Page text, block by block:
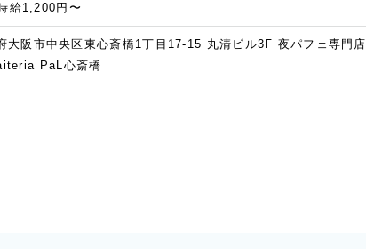
給1,200円〜
大阪市中央区東心斎橋1丁目17-15 丸清ビル3F 夜パフェ専門店
PaL心斎橋